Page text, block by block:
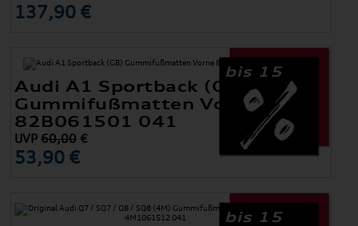
137,90 €
bis 15
Audi A1 Sportback (GB)
Gummifußmatten Vorne
82B061501 041
UVP60,00 €
53,90 €
bis 15